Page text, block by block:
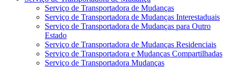
Serviço de Transportadora de Mudanças
Serviço de Transportadora de Mudanças Interestaduais
Serviço de Transportadora de Mudanças para Outro
Estado
Serviço de Transportadora de Mudanças Residenciais
Serviço de Transportadora e Mudanças Compartilhadas
Serviço de Transportadora Mudanças